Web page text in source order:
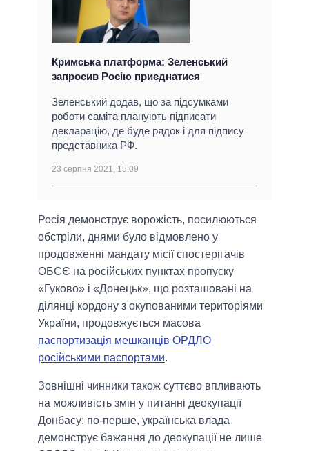
Кримська платформа: Зеленський
запросив Росію приєднатися
Зеленський додав, що за підсумками
роботи саміта планують підписати
декларацію, де буде рядок і для підпису
представника РФ.
23 серпня 2021, 15:09
Росія демонструє ворожість, посилюються
обстріли, днями було відмовлено у
продовженні мандату місії спостерігачів
ОБСЄ на російських пунктах пропуску
«Гуково» і «Донецьк», що розташовані на
ділянці кордону з окупованими територіями
України, продовжується масова
паспортизація мешканців ОРДЛО
російськими паспортами.
Зовнішні чинники також суттєво впливають
на можливість змін у питанні деокупації
Донбасу: по-перше, українська влада
демонструє бажання до деокупації не лише